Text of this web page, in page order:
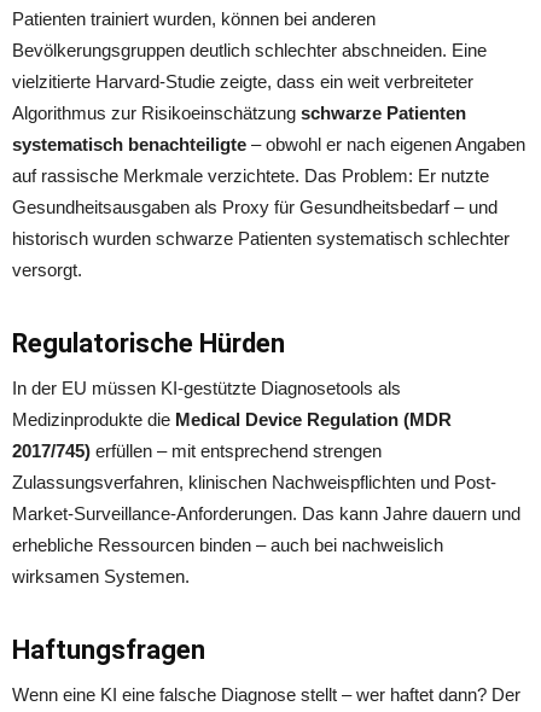
Patienten trainiert wurden, können bei anderen
Bevölkerungsgruppen deutlich schlechter abschneiden. Eine
vielzitierte Harvard-Studie zeigte, dass ein weit verbreiteter
Algorithmus zur Risikoeinschätzung schwarze Patienten
systematisch benachteiligte – obwohl er nach eigenen Angaben
auf rassische Merkmale verzichtete. Das Problem: Er nutzte
Gesundheitsausgaben als Proxy für Gesundheitsbedarf – und
historisch wurden schwarze Patienten systematisch schlechter
versorgt.
Regulatorische Hürden
In der EU müssen KI-gestützte Diagnosetools als
Medizinprodukte die Medical Device Regulation (MDR
2017/745) erfüllen – mit entsprechend strengen
Zulassungsverfahren, klinischen Nachweispflichten und Post-
Market-Surveillance-Anforderungen. Das kann Jahre dauern und
erhebliche Ressourcen binden – auch bei nachweislich
wirksamen Systemen.
Haftungsfragen
Wenn eine KI eine falsche Diagnose stellt – wer haftet dann? Der